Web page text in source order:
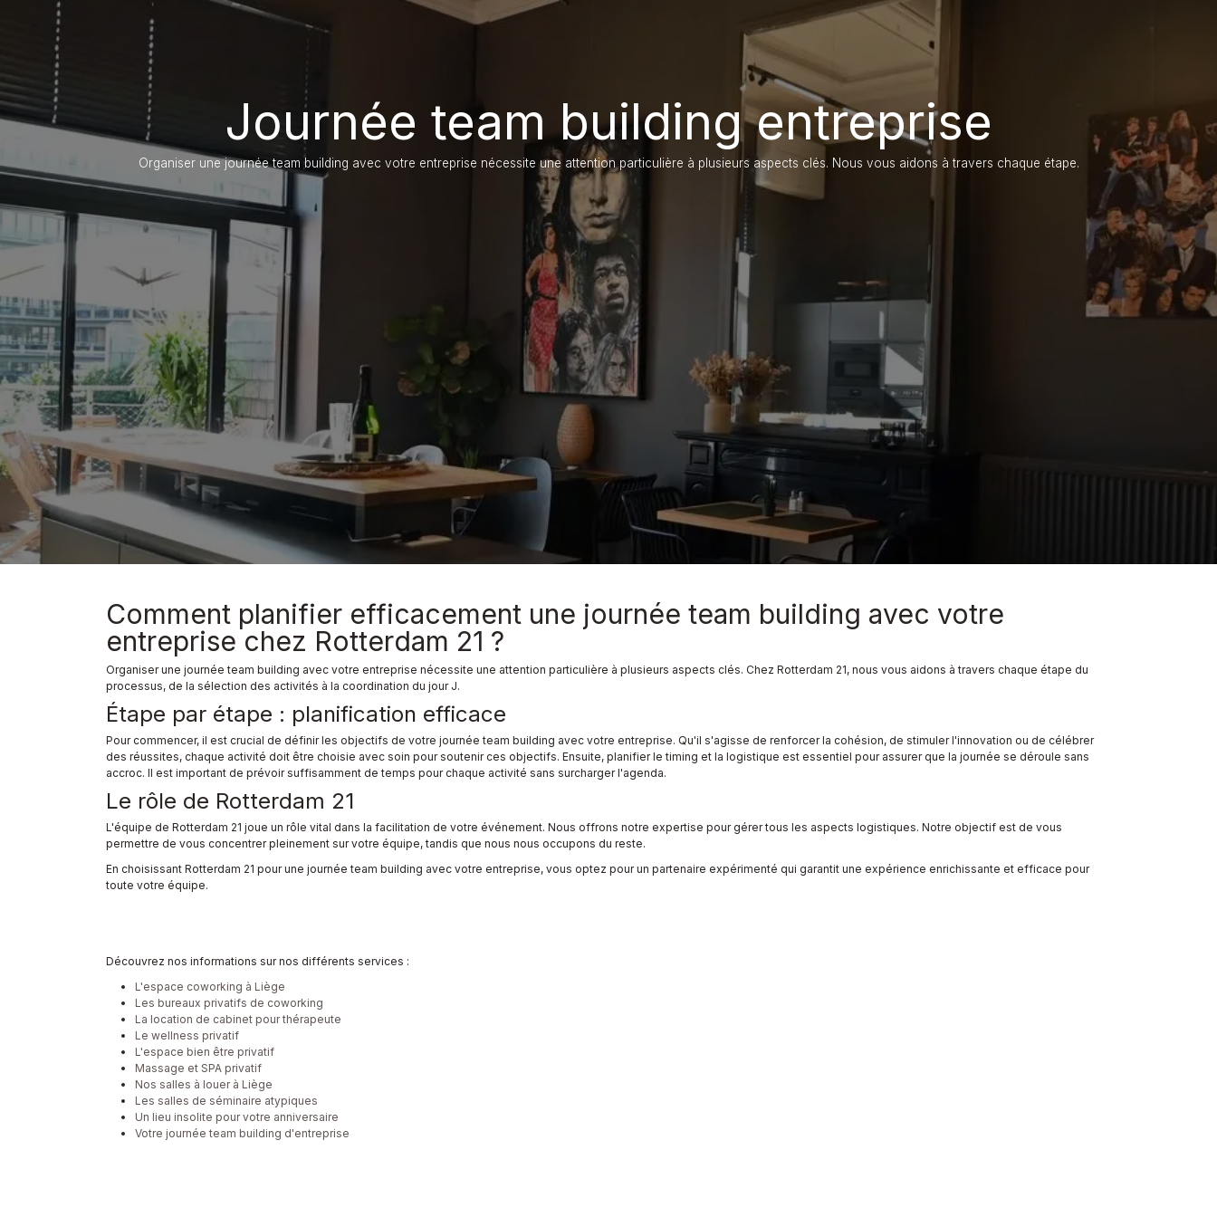
Journée team building entreprise
Organiser une journée team building avec votre entreprise nécessite une attention particulière à plusieurs aspects clés. Nous vous aidons à travers chaque étape.
Comment planifier efficacement une journée team building avec votre
entreprise chez Rotterdam 21 ?
Organiser une journée team building avec votre entreprise nécessite une attention particulière à plusieurs aspects clés. Chez Rotterdam 21, nous vous aidons à travers chaque étape du
processus, de la sélection des activités à la coordination du jour J.
Étape par étape : planification efficace
Pour commencer, il est crucial de définir les objectifs de votre journée team building avec votre entreprise. Qu'il s'agisse de renforcer la cohésion, de stimuler l'innovation ou de célébrer
des réussites, chaque activité doit être choisie avec soin pour soutenir ces objectifs. Ensuite, planifier le timing et la logistique est essentiel pour assurer que la journée se déroule sans
accroc. Il est important de prévoir suffisamment de temps pour chaque activité sans surcharger l'agenda.
Le rôle de Rotterdam 21
L'équipe de Rotterdam 21 joue un rôle vital dans la facilitation de votre événement. Nous offrons notre expertise pour gérer tous les aspects logistiques. Notre objectif est de vous
permettre de vous concentrer pleinement sur votre équipe, tandis que nous nous occupons du reste.
En choisissant Rotterdam 21 pour une journée team building avec votre entreprise, vous optez pour un partenaire expérimenté qui garantit une expérience enrichissante et efficace pour
toute votre équipe.
Découvrez nos informations sur nos différents services :
L'espace coworking à Liège
Les bureaux privatifs de coworking
La location de cabinet pour thérapeute
Le wellness privatif
L'espace bien être privatif
Massage et SPA privatif
Nos salles à louer à Liège
Les salles de séminaire atypiques
Un lieu insolite pour votre anniversaire
Votre journée team building d'entreprise